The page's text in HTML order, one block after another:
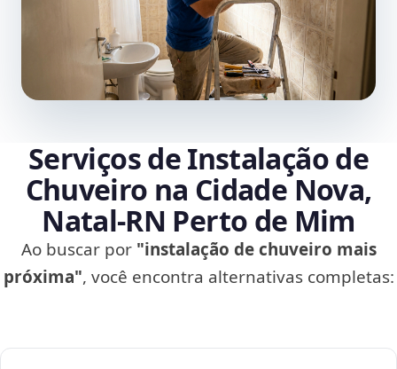
Serviços de Instalação de
Chuveiro na Cidade Nova,
Natal‑RN Perto de Mim
Ao buscar por "instalação de chuveiro mais
próxima", você encontra alternativas completas: